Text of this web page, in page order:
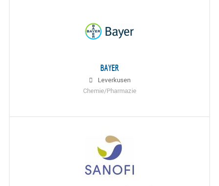
BAYER
Leverkusen
Chemie/Pharmazie